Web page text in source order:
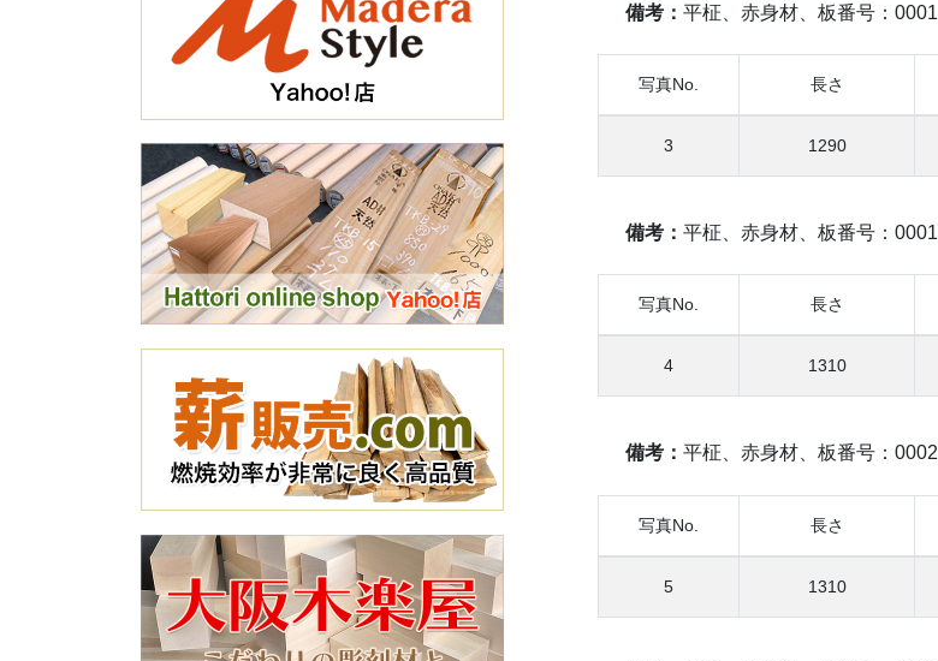
備考： 平柾、赤身材、板番号：0001
写真No. 長さ
3 1290
備考： 平柾、赤身材、板番号：0001
写真No. 長さ
4 1310
備考： 平柾、赤身材、板番号：0002
写真No. 長さ
5 1310